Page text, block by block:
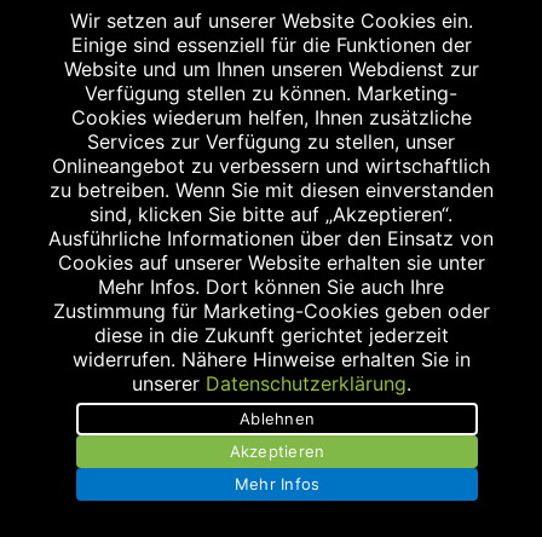
WEITERE STANDORTE
MEILWALD-APOTHEKE
Konrad-Zuse-Straße 14
91052 Erlangen
Tel.: 09131/125 66 0
Fax: 09131/125 62 4
apo@meilwald-apotheke.de
Wir setzen auf unserer Website Cookies ein.
Einige sind essenziell für die Funktionen der
Website und um Ihnen unseren Webdienst zur
Verfügung stellen zu können. Marketing-
Cookies wiederum helfen, Ihnen zusätzliche
Services zur Verfügung zu stellen, unser
Onlineangebot zu verbessern und wirtschaftlich
zu betreiben. Wenn Sie mit diesen einverstanden
sind, klicken Sie bitte auf „Akzeptieren“.
Ausführliche Informationen über den Einsatz von
Cookies auf unserer Website erhalten sie unter
Mehr Infos. Dort können Sie auch Ihre
Zustimmung für Marketing-Cookies geben oder
diese in die Zukunft gerichtet jederzeit
widerrufen. Nähere Hinweise erhalten Sie in
unserer Datenschutzerklärung.
Ablehnen
Akzeptieren
Mehr Infos